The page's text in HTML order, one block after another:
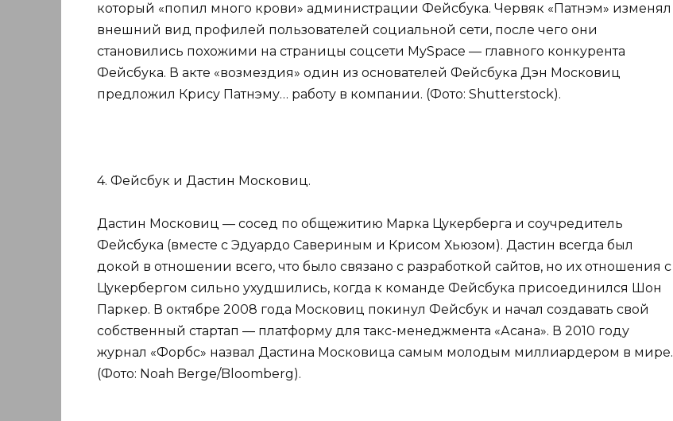
который «попил много крови» администрации Фейсбука. Червяк «Патнэм» изменял
внешний вид профилей пользователей социальной сети, после чего они
становились похожими на страницы соцсети MySpace — главного конкурента
Фейсбука. В акте «возмездия» один из основателей Фейсбука Дэн Московиц
предложил Крису Патнэму… работу в компании. (Фото: Shutterstock).
4. Фейсбук и Дастин Московиц.
Дастин Московиц — сосед по общежитию Марка Цукерберга и соучредитель
Фейсбука (вместе с Эдуардо Савериным и Крисом Хьюзом). Дастин всегда был
докой в отношении всего, что было связано с разработкой сайтов, но их отношения с
Цукербергом сильно ухудшились, когда к команде Фейсбука присоединился Шон
Паркер. В октябре 2008 года Московиц покинул Фейсбук и начал создавать свой
собственный стартап — платформу для такс-менеджмента «Асана». В 2010 году
журнал «Форбс» назвал Дастина Московица самым молодым миллиардером в мире.
(Фото: Noah Berge/Bloomberg).